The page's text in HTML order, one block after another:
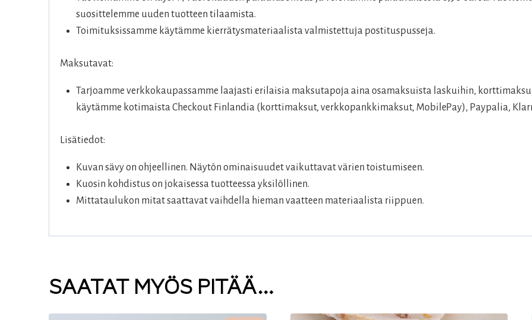
suosittelemme uuden tuotteen tilaamista.
Toimituksissamme käytämme kierrätysmateriaalista valmistettuja postituspusseja.
Maksutavat:
Tarjoamme verkkokaupassamme laajasti erilaisia maksutapoja aina osamaksuista laskuihin,
käytämme kotimaista Checkout Finlandia (korttimaksut, verkkopankkimaksut, MobilePay), Paypalia,
Lisätiedot:
Kuvan sävy on ohjeellinen. Näytön ominaisuudet vaikuttavat värien toistumiseen.
Kuosin kohdistus on jokaisessa tuotteessa yksilöllinen.
Mittataulukon mitat saattavat vaihdella hieman vaatteen materiaalista riippuen.
SAATAT MYÖS PITÄÄ…